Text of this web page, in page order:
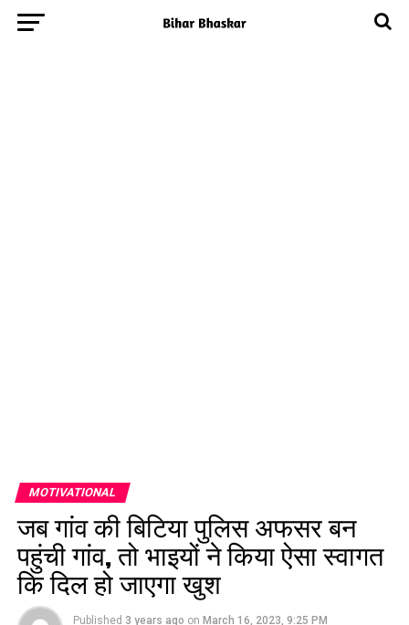
MOTIVATIONAL
जब गांव की बिटिया पुलिस अफसर बन
पहुंची गांव, तो भाइयों ने किया ऐसा स्वागत
कि दिल हो जाएगा खुश
Published 3 years ago on March 16, 2023, 9:25 PM